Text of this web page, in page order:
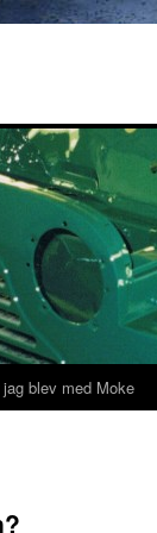
jag blev med Moke